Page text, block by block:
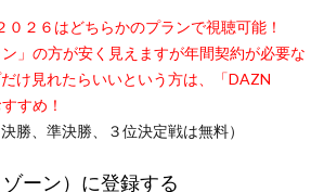
０２６はどちらかのプランで視聴可能！
ン」の方が安く見えますが年間契約が必要な
け見れたらいいという方は、「DAZN
すめ！
勝、準決勝、３位決定戦は無料）
ーン）に登録する